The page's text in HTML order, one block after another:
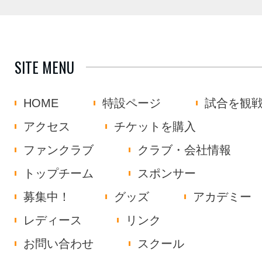
SITE MENU
HOME 特設ページ
試合を観
アクセス
チケットを購入
ファンクラブ
クラブ・会社情報
トップチーム
スポンサー
募集中！
グッズ
アカデミー
レディース
リンク
お問い合わせ
スクール